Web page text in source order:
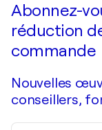
Abonnez-
réduction
commande
Nouvelles
conseillers,